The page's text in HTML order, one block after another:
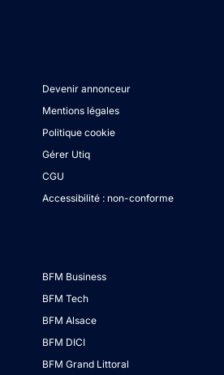
Devenir annonceur
Mentions légales
Politique cookie
Gérer Utiq
CGU
Accessibilité : non-conforme
BFM Business
BFM Tech
BFM Alsace
BFM DICI
BFM Grand Littoral